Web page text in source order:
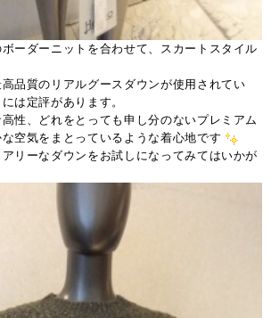
ーダーニットを合わせて、スカートスタイル
品質のリアルグースダウンが使用されてい
は定評があります。
性、どれをとっても申し分のないプレミアム
空気をまとっているような着心地です
リーなダウンをお試しになってみてはいかが